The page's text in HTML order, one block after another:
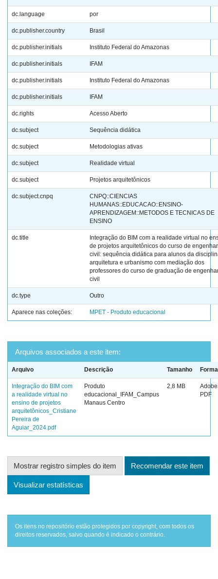
dc.language por
dc.publisher.country Brasil
dc.publisher.initials Instituto Federal do Amazonas
dc.publisher.initials IFAM
dc.publisher.initials Instituto Federal do Amazonas
dc.publisher.initials IFAM
dc.rights Acesso Aberto
dc.subject Sequência didática
dc.subject Metodologias ativas
dc.subject Realidade virtual
dc.subject Projetos arquitetônicos
dc.subject.cnpq
CNPQ::CIENCIAS
HUMANAS::EDUCACAO::ENSINO-
APRENDIZAGEM::METODOS E TECNICAS DE
ENSINO
dc.title
Integração do BIM com a realidade virtual no
de projetos arquitetônicos do curso de
civil: sequência didática para alunos da
arquitetura e urbanismo com mediação dos
professores do curso de graduação de
civil
dc.type Outro
Aparece nas coleções: MPET - Produto educacional
Arquivos associados a este item:
Arquivo Descrição Tamanho
Integração do BIM com
a realidade virtual no
ensino de projetos
arquitetônicos_Cristiane
Pereira de
Aguiar_2024.pdf
Produto
educacional_IFAM_Campus
Manaus Centro
2,8 MB
Adobe
PDF
Mostrar registro simples do item Recomendar este item
Visualizar estatísticas
Os itens no repositório estão protegidos por copyright, com todos os
direitos reservados, salvo quando é indicado o contrário.